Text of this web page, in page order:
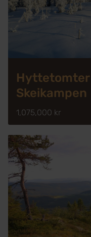
Hyttetomter
Skeikampen
1,075,000 kr